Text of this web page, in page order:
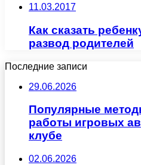
11.03.2017
Как сказать
развод родителей
Последние записи
29.06.2026
Популярные
работы игровых
клубе
02.06.2026